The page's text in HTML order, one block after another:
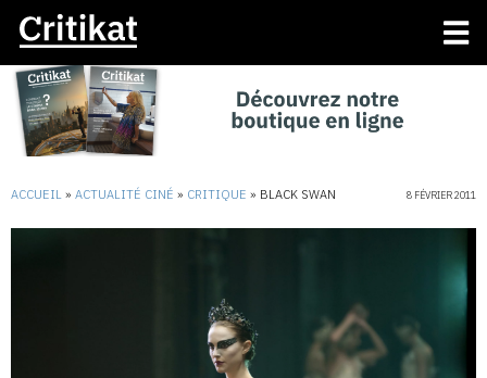
ACCUEIL » ACTUALITÉ CINÉ » CRITIQUE » BLACK SWAN 8 FÉVRIER 2011